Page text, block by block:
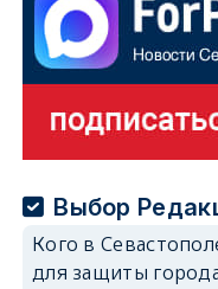
Выбор
Кого в
для защиты